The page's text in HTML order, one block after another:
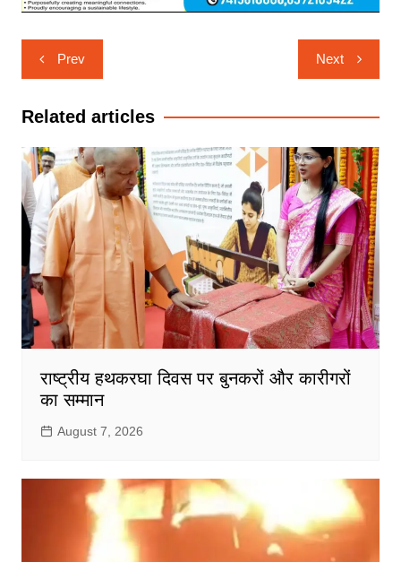
Post
navigation
Prev Next
Related articles
राष्ट्रीय हथकरघा दिवस पर बुनकरों और कारीगरों
का सम्मान
August 7, 2026